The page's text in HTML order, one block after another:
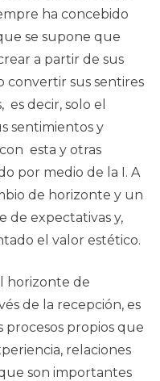
ha concebido
se supone que
a partir de sus
convertir sus sentires
decir, solo el
sentimientos y
esta y otras
por medio de la I. A
de horizonte y un
de expectativas y,
el valor estético.
horizonte de
de la recepción, es
procesos propios que
relaciones
son importantes